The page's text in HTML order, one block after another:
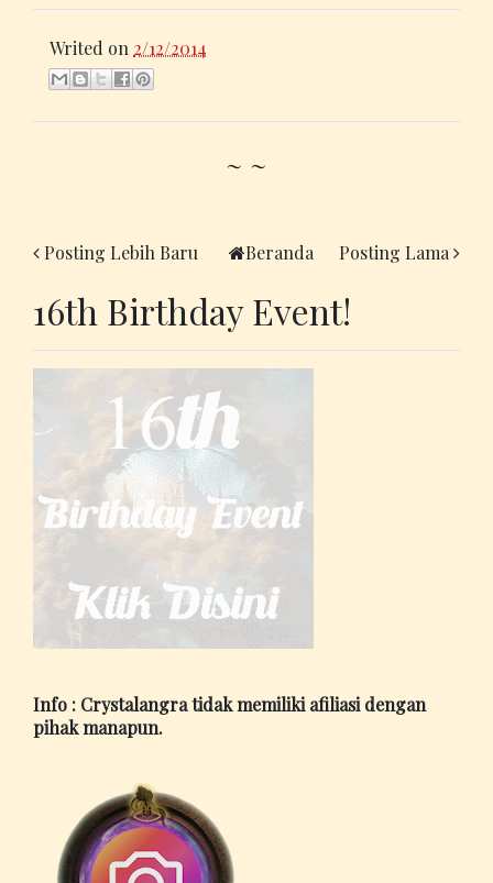
Writed on 2/12/2014
~ ~
Posting Lebih Baru Posting Lama
Beranda
16th Birthday Event!
Info : Crystalangra tidak memiliki afiliasi dengan
pihak manapun.